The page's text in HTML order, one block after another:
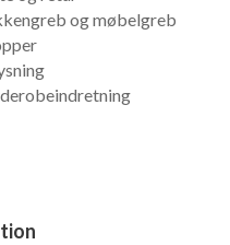
og møbelgreb